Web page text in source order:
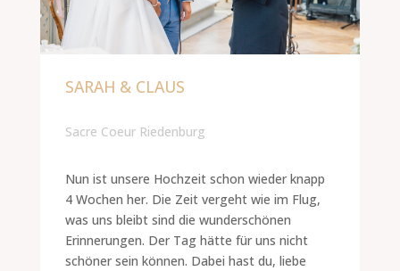
SARAH & CLAUS
Sacre Coeur Riedenburg
Nun ist unsere Hochzeit schon wieder knapp
4 Wochen her. Die Zeit vergeht wie im Flug,
was uns bleibt sind die wunderschönen
Erinnerungen. Der Tag hätte für uns nicht
schöner sein können. Dabei hast du, liebe